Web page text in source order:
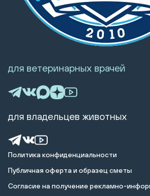
Политика конфиденциальности
Публичная оферта и образец сметы
Cогласие на получение рекламно-
для ветеринарных врачей
для владельцев животных